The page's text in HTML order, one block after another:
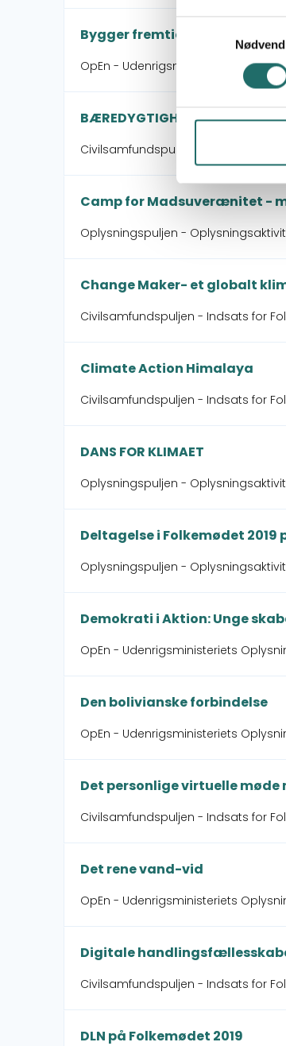
Bygger fremtiden
OpEn - Udenrigsministeriets
BÆREDYGTIGHEDS &
Civilsamfundspuljen - Indsats for
Camp for Madsuverænitet -
Oplysningspuljen -
Change Maker- et globalt
Civilsamfundspuljen - Indsats for
Climate Action Himalaya
Civilsamfundspuljen - Indsats for
DANS FOR KLIMAET
Oplysningspuljen -
Deltagelse i Folkemødet 2019
Oplysningspuljen -
Demokrati i Aktion: Unge
OpEn - Udenrigsministeriets
Den bolivianske forbindelse
OpEn - Udenrigsministeriets
Det personlige virtuelle
Civilsamfundspuljen - Indsats for
Det rene vand-vid
OpEn - Udenrigsministeriets
Digitale
Civilsamfundspuljen - Indsats for
DLN på Folkemødet 2019